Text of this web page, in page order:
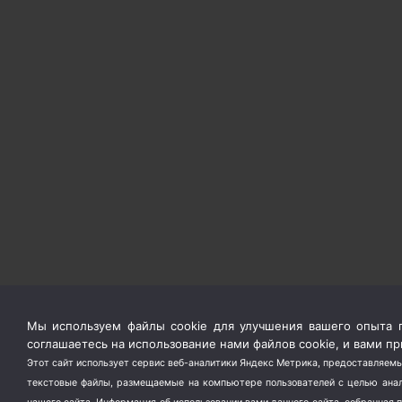
Мы используем файлы cookie для улучшения вашего опыта
соглашаетесь на использование нами файлов cookie, и вами
Этот сайт использует сервис веб-аналитики Яндекс Метрика,
текстовые файлы, размещаемые на компьютере пользователей с целью